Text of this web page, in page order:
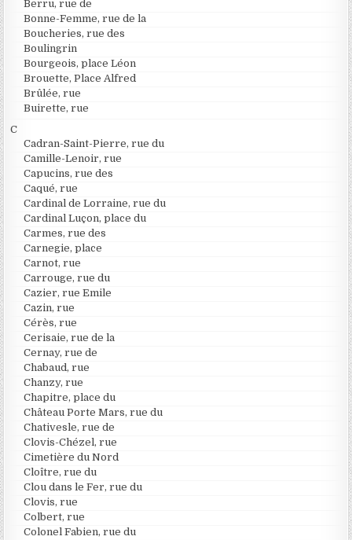
Berru, rue de
Bonne-Femme, rue de la
Boucheries, rue des
Boulingrin
Bourgeois, place Léon
Brouette, Place Alfred
Brûlée, rue
Buirette, rue
C
Cadran-Saint-Pierre, rue du
Camille-Lenoir, rue
Capucins, rue des
Caqué, rue
Cardinal de Lorraine, rue du
Cardinal Luçon, place du
Carmes, rue des
Carnegie, place
Carnot, rue
Carrouge, rue du
Cazier, rue Emile
Cazin, rue
Cérès, rue
Cerisaie, rue de la
Cernay, rue de
Chabaud, rue
Chanzy, rue
Chapitre, place du
Château Porte Mars, rue du
Chativesle, rue de
Clovis-Chézel, rue
Cimetière du Nord
Cloître, rue du
Clou dans le Fer, rue du
Clovis, rue
Colbert, rue
Colonel Fabien, rue du